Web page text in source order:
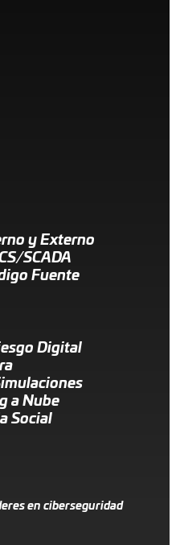
y Externo
SCADA
Fuente
Digital
a Nube
Social
en ciberseguridad